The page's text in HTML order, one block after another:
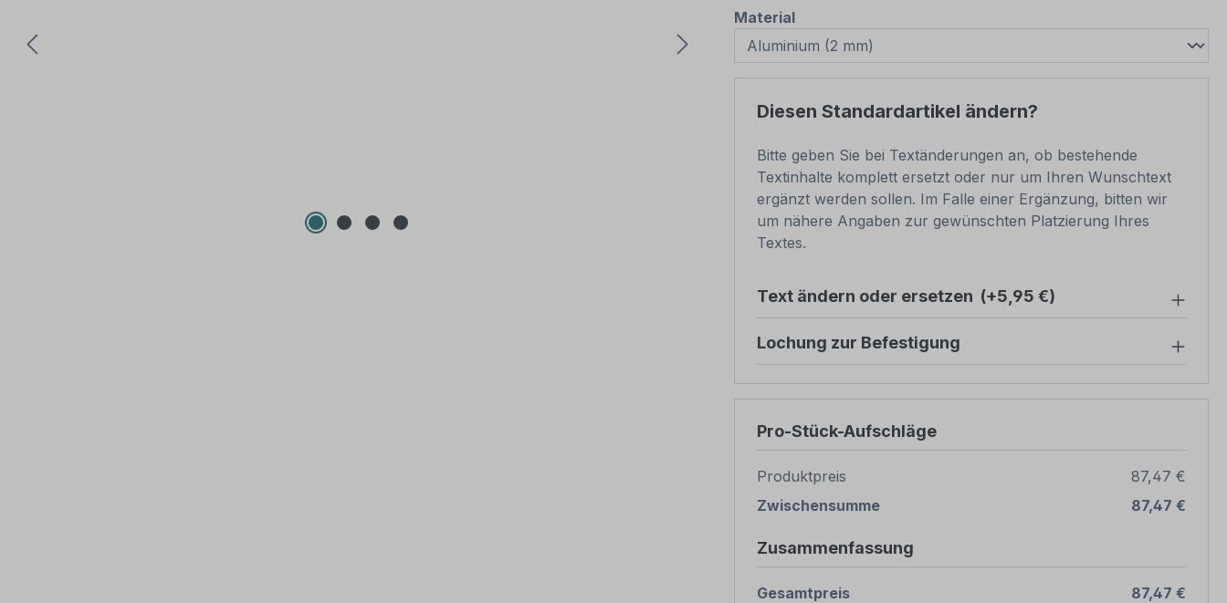
Materialauswählen
Diesen Standardartikel ändern?
Bitte geben Sie bei Textänderungen an, ob bestehende
Textinhalte komplett ersetzt oder nur um Ihren Wunschtext
ergänzt werden sollen. Im Falle einer Ergänzung, bitten wir
um nähere Angaben zur gewünschten Platzierung Ihres
Textes.
Text ändern oder ersetzen (+5,95 €)
Lochung zur Befestigung
Pro-Stück-Aufschläge
Produktpreis
87,47 €
Zwischensumme
87,47 €
Zusammenfassung
Gesamtpreis
87,47 €